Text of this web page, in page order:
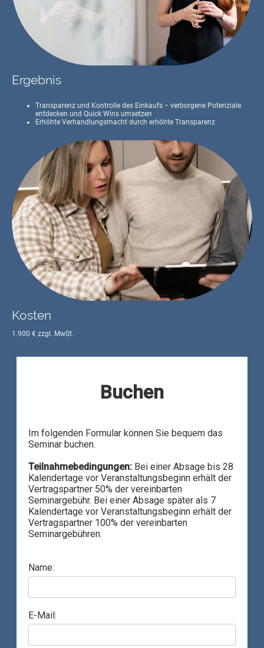
Ergebnis
Transparenz und Kontrolle des Einkaufs − verborgene Potenziale
entdecken und Quick Wins umsetzen
Erhöhte Verhandlungsmacht durch erhöhte Transparenz
Kosten
1.900 € zzgl. MwSt.